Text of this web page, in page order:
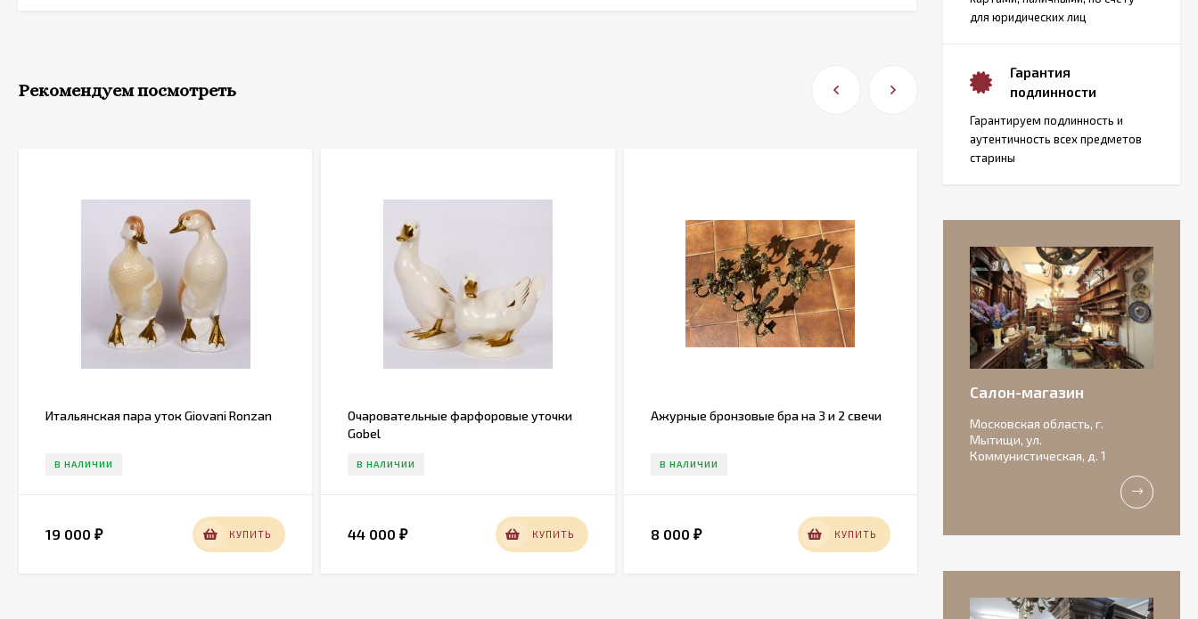
Рекомендуем посмотреть
Итальянская пара уток Giovani Ronzan
В НАЛИЧИИ
19 000 ₽ КУПИТЬ
Очаровательные фарфоровые уточки
Gobel
В НАЛИЧИИ
44 000₽ КУПИТЬ
Ажурные бронзовые бра на 3 и 2 свечи
В НАЛИЧИИ
8 000 ₽ КУПИТЬ
Винтажные приборы для сервировки.
В НАЛИЧИИ
22 000₽ КУПИТЬ
для юридических лиц
Гарантия
подлинности
Гарантируем подлинность и
аутентичность всех предметов
старины
Салон-магазин
Московская область, г.
Мытищи, ул.
Коммунистическая, д. 1